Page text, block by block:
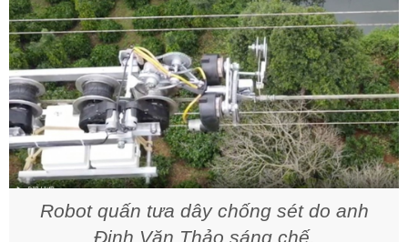
Robot quấn tưa dây chống sét do anh
Đinh Văn Thảo sáng chế.